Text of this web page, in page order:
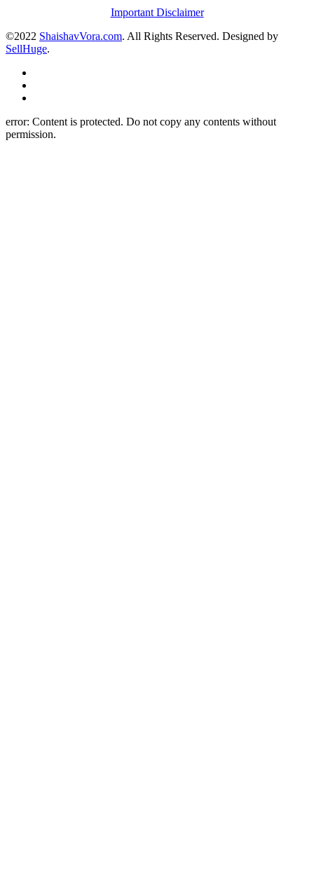
Important Disclaimer
©2022 ShaishavVora.com. All Rights Reserved. Designed by
SellHuge.
error: Content is protected. Do not copy any contents without
permission.